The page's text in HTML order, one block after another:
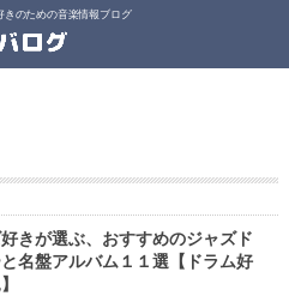
きのための音楽情報ブログ
きが選ぶ、おすすめのジャズド
名盤アルバム１１選【ドラム好